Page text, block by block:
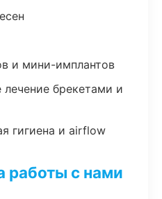
и мини-имплантов
лечение брекетами и
гигиена и airflow
работы с нами